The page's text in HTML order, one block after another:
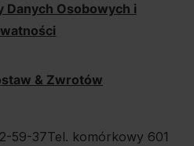
Danych Osobowych i
& Zwrotów
59-37Tel. komórkowy 601